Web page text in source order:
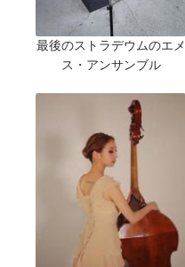
最後のストラデウムのエメ
ス・アンサンブル